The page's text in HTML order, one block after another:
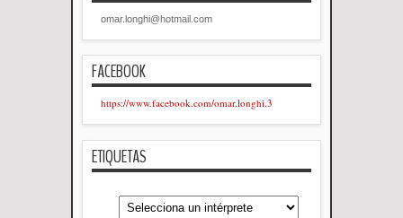
omar.longhi@hotmail.com
FACEBOOK
https://www.facebook.com/omar.longhi.3
ETIQUETAS